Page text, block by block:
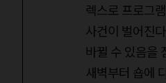
렉스로 프로그
사건이 벌어진
바뀔 수 있음을
새벽부터 숍에